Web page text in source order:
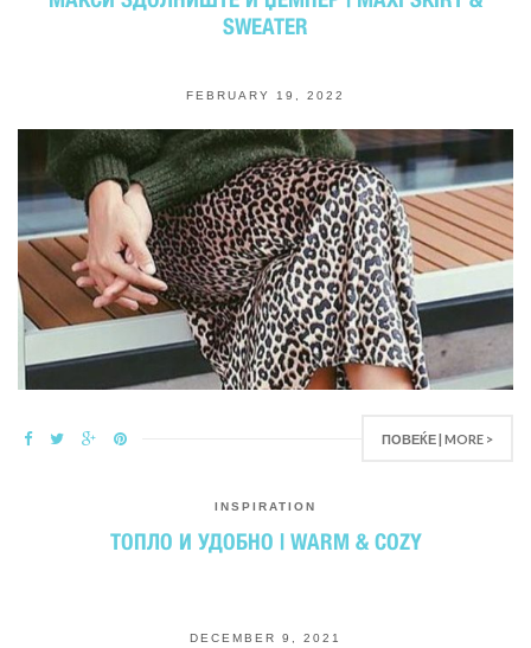
SWEATER
FEBRUARY 19, 2022
ПОВЕЌЕ | MORE >
INSPIRATION
ТОПЛО И УДОБНО | WARM & COZY
DECEMBER 9, 2021